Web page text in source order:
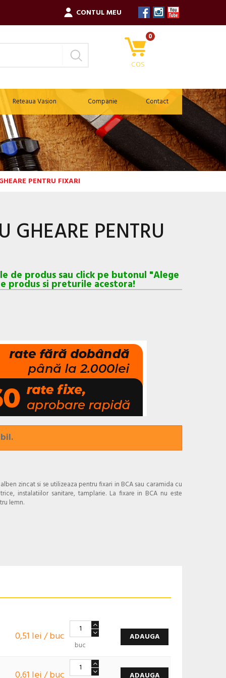
CONTUL MEU
0
COS
Reteaua Vasion Companie Contact
PENTRU FIXARI
GHEARE PENTRU
de produs sau click pe butonul "Alege
produs si preturile acestora!
zincat si se utilizeaza pentru fixari in BCA sau caramida cu
instalatiilor sanitare, tamplarie. La fixare in BCA nu este
lemn.
0,51 lei / buc
buc
ADAUGA